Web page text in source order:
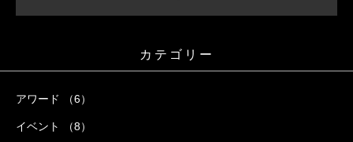
カテゴリー
アワード （6）
イベント （8）